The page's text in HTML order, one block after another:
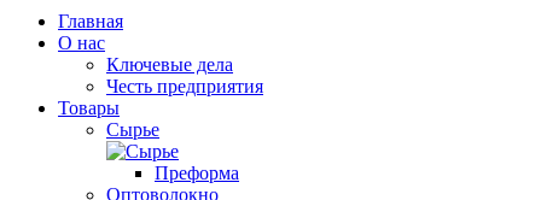
Главная
О нас
Ключевые дела
Честь предприятия
Товары
Сырье
Преформа
Оптоволокно